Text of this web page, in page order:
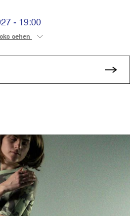
- 19:00
sehen